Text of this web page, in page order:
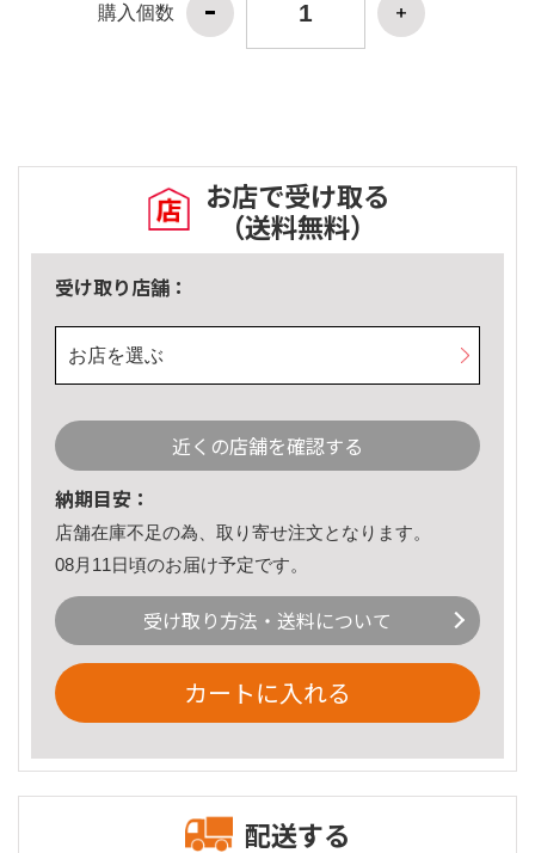
購入個数
お店で受け取る
（送料無料）
受け取り店舗：
お店を選ぶ
近くの店舗を確認する
納期目安：
店舗在庫不足の為、取り寄せ注文となります。
08月11日頃のお届け予定です。
受け取り方法・送料について
カートに入れる
配送する